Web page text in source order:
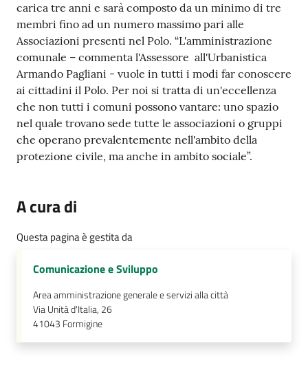
carica tre anni e sarà composto da un minimo di tre
membri fino ad un numero massimo pari alle
Associazioni presenti nel Polo. “L'amministrazione
comunale – commenta l'Assessore all'Urbanistica
Armando Pagliani - vuole in tutti i modi far conoscere
ai cittadini il Polo. Per noi si tratta di un'eccellenza
che non tutti i comuni possono vantare: uno spazio
nel quale trovano sede tutte le associazioni o gruppi
che operano prevalentemente nell'ambito della
protezione civile, ma anche in ambito sociale”.
A cura di
Questa pagina è gestita da
Comunicazione e Sviluppo
Area amministrazione generale e servizi alla città
Via Unità d'Italia, 26
41043 Formigine